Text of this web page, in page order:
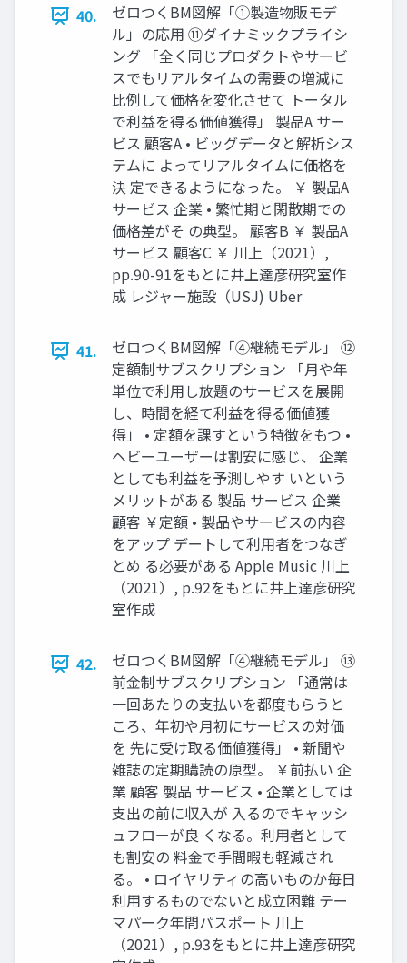
40.
ゼロつくBM図解「①製造物販モデ
ル」の応用 ⑪ダイナミックプライシ
ング 「全く同じプロダクトやサービ
スでもリアルタイムの需要の増減に
比例して価格を変化させて トータル
で利益を得る価値獲得」 製品A サー
ビス 顧客A • ビッグデータと解析シス
テムに よってリアルタイムに価格を
決 定できるようになった。 ￥ 製品A
サービス 企業 • 繁忙期と閑散期での
価格差がそ の典型。 顧客B ￥ 製品A
サービス 顧客C ￥ 川上（2021）,
pp.90-91をもとに井上達彦研究室作
成 レジャー施設（USJ) Uber
41.
ゼロつくBM図解「④継続モデル」 ⑫
定額制サブスクリプション 「月や年
単位で利用し放題のサービスを展開
し、時間を経て利益を得る価値獲
得」 • 定額を課すという特徴をもつ •
ヘビーユーザーは割安に感じ、 企業
としても利益を予測しやす いという
メリットがある 製品 サービス 企業
顧客 ￥定額 • 製品やサービスの内容
をアップ デートして利用者をつなぎ
とめ る必要がある Apple Music 川上
（2021）, p.92をもとに井上達彦研究
室作成
42.
ゼロつくBM図解「④継続モデル」 ⑬
前金制サブスクリプション 「通常は
一回あたりの支払いを都度もらうと
ころ、年初や月初にサービスの対価
を 先に受け取る価値獲得」 • 新聞や
雑誌の定期購読の原型。 ￥前払い 企
業 顧客 製品 サービス • 企業としては
支出の前に収入が 入るのでキャッシ
ュフローが良 くなる。利用者として
も割安の 料金で手間暇も軽減され
る。 • ロイヤリティの高いものか毎日
利用するものでないと成立困難 テー
マパーク年間パスポート 川上
（2021）, p.93をもとに井上達彦研究